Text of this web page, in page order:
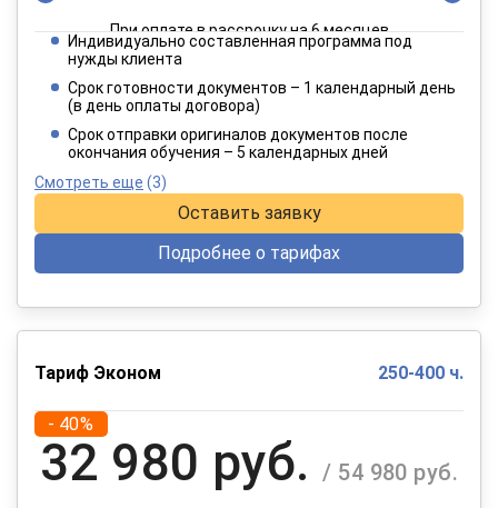
При оплате в рассрочку на 6 месяцев
4 949 руб. / 8 249 руб.
При оплате в рассрочку на 12 месяцев
Индивидуально составленная программа под
нужды клиента
Срок готовности документов – 1 календарный день
(в день оплаты договора)
Срок отправки оригиналов документов после
окончания обучения – 5 календарных дней
Смотреть еще (3)
Оставить заявку
Подробнее о тарифах
Тариф Эконом 250-400 ч.
- 40%
32 980 руб. / 54 980 руб.